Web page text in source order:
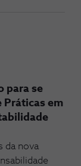
para se
Práticas em
da nova